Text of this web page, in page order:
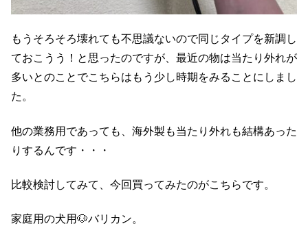
もうそろそろ壊れても不思議ないので同じタイプを新調し
ておこうう！と思ったのですが、最近の物は当たり外れが
多いとのことでこちらはもう少し時期をみることにしまし
た。
他の業務用であっても、海外製も当たり外れも結構あった
りするんです・・・
比較検討してみて、今回買ってみたのがこちらです。
家庭用の犬用🐶バリカン。